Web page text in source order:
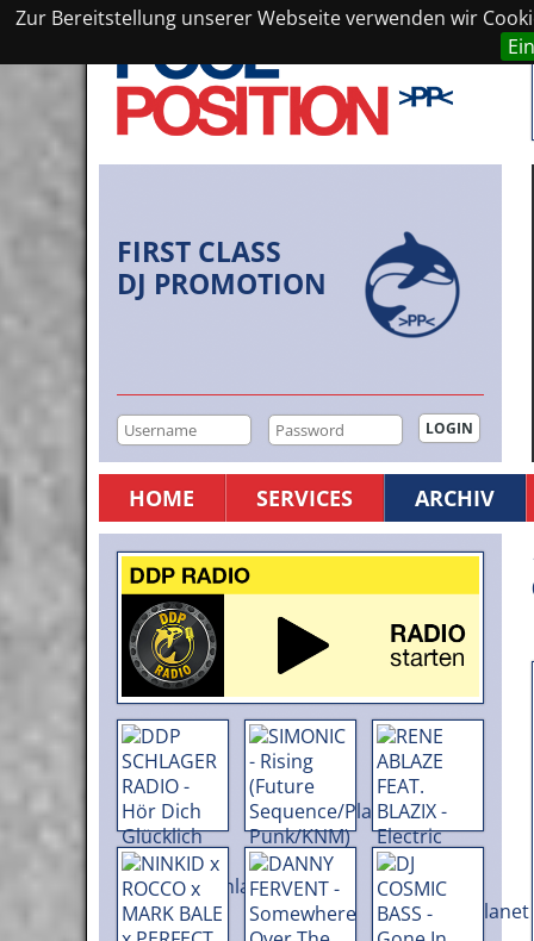
Zur Bereitstellung unserer Webseite verwenden wir
FIRST CLASS
DJ PROMOTION
HOME SERVICES ARCHIV